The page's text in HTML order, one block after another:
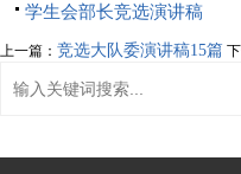
学生会部长竞选演讲稿
上一篇： 竞选大队委演讲稿15篇